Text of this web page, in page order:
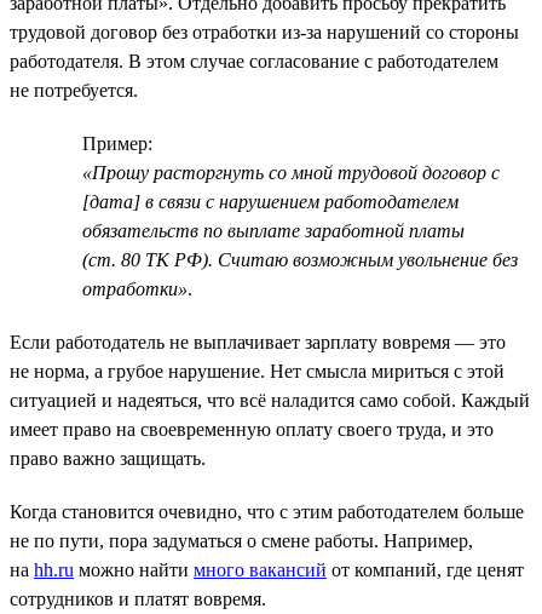
трудовой договор без отработки из-за нарушений со стороны
работодателя. В этом случае согласование с работодателем
не потребуется.
Пример:
«Прошу расторгнуть со мной трудовой договор с
[дата] в связи с нарушением работодателем
обязательств по выплате заработной платы
(ст. 80 ТК РФ). Считаю возможным увольнение без
отработки».
Если работодатель не выплачивает зарплату вовремя — это
не норма, а грубое нарушение. Нет смысла мириться с этой
ситуацией и надеяться, что всё наладится само собой. Каждый
имеет право на своевременную оплату своего труда, и это
право важно защищать.
Когда становится очевидно, что с этим работодателем больше
не по пути, пора задуматься о смене работы. Например,
на hh.ru можно найти много вакансий от компаний, где ценят
сотрудников и платят вовремя.